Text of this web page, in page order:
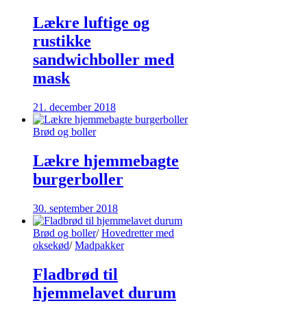
Lækre luftige og
rustikke
sandwichboller med
mask
21. december 2018
Brød og boller
Lækre hjemmebagte
burgerboller
30. september 2018
Brød og boller/ Hovedretter med
oksekød/ Madpakker
Fladbrød til
hjemmelavet durum